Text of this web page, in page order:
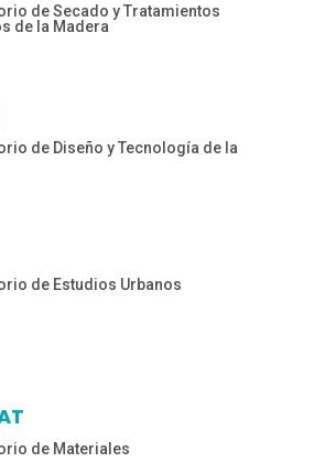
de Secado y Tratamientos
de la Madera
de Diseño y Tecnología de la
de Estudios Urbanos
de Materiales